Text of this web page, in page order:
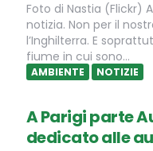
Foto di Nastia (Flickr)
notizia. Non per il
l’Inghilterra. E
fiume in cui sono…
AMBIENTE NOTIZIE
A Parigi parte
dedicato alle